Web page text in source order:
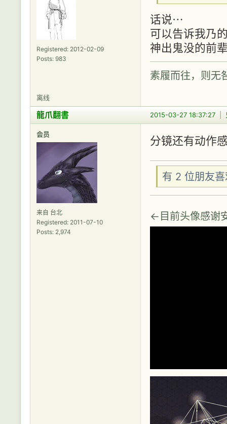
Registered: 2012-02-09
Posts: 983
话说⋯
可以告诉我乃
神出鬼没的前
素履而往，则无
离线
2015-03-27 18:37:27
龍爪翻書
会员
来自 台北
Registered: 2011-07-10
Posts: 2,974
分镜还有动作
有 2 位朋友
←目前头像感谢